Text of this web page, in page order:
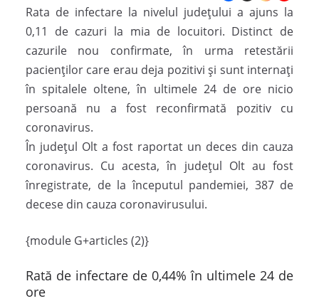
Rata de infectare la nivelul judeţului a ajuns la
0,11 de cazuri la mia de locuitori. Distinct de
cazurile nou confirmate, în urma retestării
pacienților care erau deja pozitivi și sunt internați
în spitalele oltene, în ultimele 24 de ore nicio
persoană nu a fost reconfirmată pozitiv cu
coronavirus.
În județul Olt a fost raportat un deces din cauza
coronavirus. Cu acesta, în județul Olt au fost
înregistrate, de la începutul pandemiei, 387 de
decese din cauza coronavirusului.
{module G+articles (2)}
Rată de infectare de 0,44% în ultimele 24 de
ore